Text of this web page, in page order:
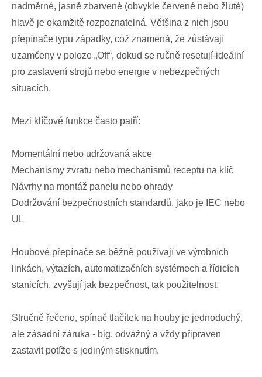
nadměrné, jasně zbarvené (obvykle červené nebo žluté)
hlavě je okamžitě rozpoznatelná. Většina z nich jsou
přepínače typu západky, což znamená, že zůstávají
uzamčeny v poloze „Off“, dokud se ručně resetují-ideální
pro zastavení strojů nebo energie v nebezpečných
situacích.
Mezi klíčové funkce často patří:
Momentální nebo udržovaná akce
Mechanismy zvratu nebo mechanismů receptu na klíč
Návrhy na montáž panelu nebo ohrady
Dodržování bezpečnostních standardů, jako je IEC nebo
UL
Houbové přepínače se běžně používají ve výrobních
linkách, výtazích, automatizačních systémech a řídicích
stanicích, zvyšují jak bezpečnost, tak použitelnost.
Stručně řečeno, spínač tlačítek na houby je jednoduchý,
ale zásadní záruka - big, odvážný a vždy připraven
zastavit potíže s jediným stisknutím.